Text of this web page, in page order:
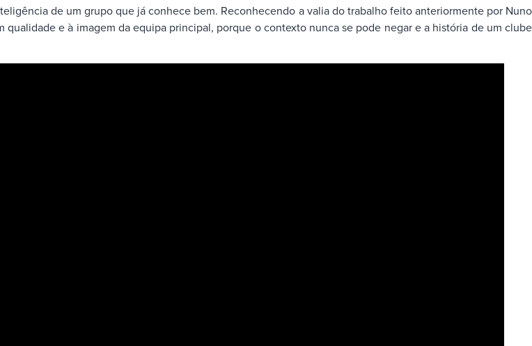
de um grupo que já conhece bem. Reconhecendo a valia do trabalho feito anteriormente por Nuno
e à imagem da equipa principal, porque o contexto nunca se pode negar e a história de um clube